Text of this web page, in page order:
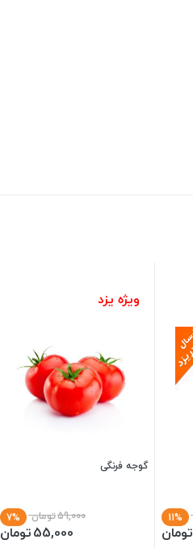
11%
تومان
ویژه یزد
گوجه فرنگی
59,000تومان 7%
55,000تومان